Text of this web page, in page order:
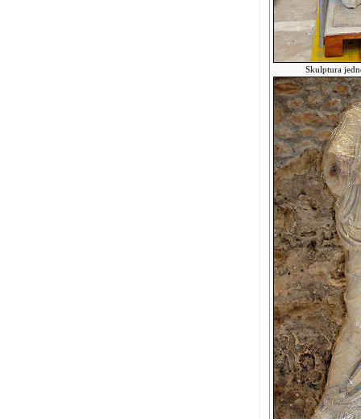
Skulptura jedne